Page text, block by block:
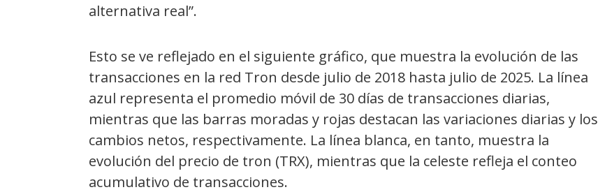
alternativa real”.
Esto se ve reflejado en el siguiente gráfico, que muestra la evolución de las
transacciones en la red Tron desde julio de 2018 hasta julio de 2025. La línea
azul representa el promedio móvil de 30 días de transacciones diarias,
mientras que las barras moradas y rojas destacan las variaciones diarias y los
cambios netos, respectivamente. La línea blanca, en tanto, muestra la
evolución del precio de tron (TRX), mientras que la celeste refleja el conteo
acumulativo de transacciones.